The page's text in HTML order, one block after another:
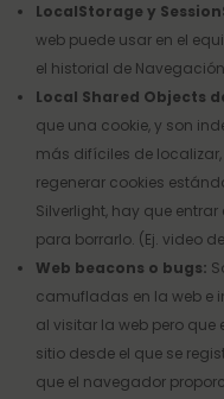
LocalStorage y
web puede usar en el
el historial de
Local Shared Objects
que una cookie, y son
más difíciles de
regenerar cookies
Silverlight, hay que
para borrarlo. (Ej. video
Web beacons o bugs:
camufladas en la web e
al visitar la web pero
sitio desde el que se
que el navegador